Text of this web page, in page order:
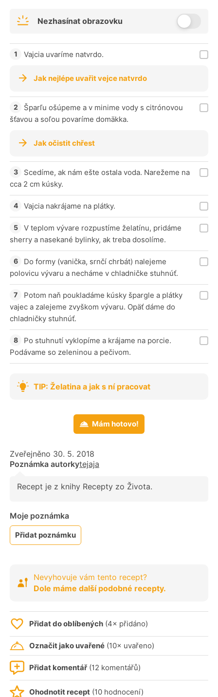
Nezhasínat obrazovku
Vajcia uvaríme natvrdo.
Jak nejlépe uvařit vejce natvrdo
Šparľu ošúpeme a v minime vody s citrónovou
šťavou a soľou povaríme domäkka.
Jak očistit chřest
Scedíme, ak nám ešte ostala voda. Narežeme na
cca 2 cm kúsky.
Vajcia nakrájame na plátky.
V teplom vývare rozpustíme želatínu, pridáme
sherry a nasekané bylinky, ak treba dosolíme.
Do formy (vanička, srnčí chrbát) nalejeme
polovicu vývaru a necháme v chladničke stuhnúť.
Potom naň poukladáme kúsky špargle a plátky
vajec a zalejeme zvyškom vývaru. Opäť dáme do
chladničky stuhnúť.
Po stuhnutí vyklopíme a krájame na porcie.
Podávame so zeleninou a pečivom.
TIP: Želatina a jak s ní pracovat
Mám hotovo!
Zveřejněno 30. 5. 2018
Poznámka autorkytejaja
Recept je z knihy Recepty zo Života.
Moje poznámka
Přidat poznámku
Nevyhovuje vám tento recept?
Dole máme další podobné recepty.
Přidat do oblíbených (4× přidáno)
Označit jako uvařené (10× uvařeno)
Přidat komentář (12 komentářů)
Ohodnotit recept (10 hodnocení)